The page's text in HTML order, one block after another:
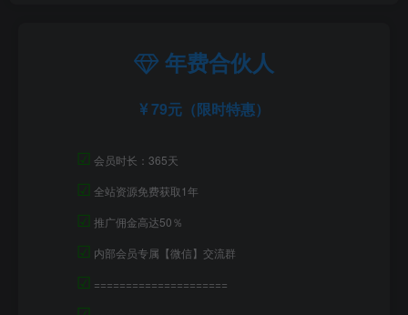
年费合伙人
79元（限时特惠）
☑ 会员时长：365天
☑ 全站资源免费获取1年
☑ 推广佣金高达50％
☑ 内部会员专属【微信】交流群
☑ =====================